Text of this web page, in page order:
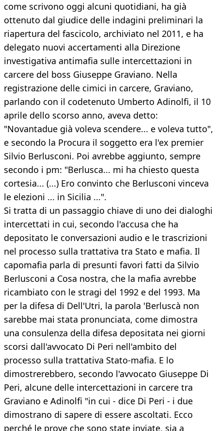
come scrivono oggi alcuni quotidiani, ha già
ottenuto dal giudice delle indagini preliminari la
riapertura del fascicolo, archiviato nel 2011, e ha
delegato nuovi accertamenti alla Direzione
investigativa antimafia sulle intercettazioni in
carcere del boss Giuseppe Graviano. Nella
registrazione delle cimici in carcere, Graviano,
parlando con il codetenuto Umberto Adinolfi, il 10
aprile dello scorso anno, aveva detto:
"Novantadue già voleva scendere... e voleva tutto",
e secondo la Procura il soggetto era l'ex premier
Silvio Berlusconi. Poi avrebbe aggiunto, sempre
secondo i pm: "Berlusca... mi ha chiesto questa
cortesia... (...) Ero convinto che Berlusconi vinceva
le elezioni ... in Sicilia ...".
Si tratta di un passaggio chiave di uno dei dialoghi
intercettati in cui, secondo l'accusa che ha
depositato le conversazioni audio e le trascrizioni
nel processo sulla trattativa tra Stato e mafia. Il
capomafia parla di presunti favori fatti da Silvio
Berlusconi a Cosa nostra, che la mafia avrebbe
ricambiato con le stragi del 1992 e del 1993. Ma
per la difesa di Dell'Utri, la parola 'Berluscà non
sarebbe mai stata pronunciata, come dimostra
una consulenza della difesa depositata nei giorni
scorsi dall'avvocato Di Peri nell'ambito del
processo sulla trattativa Stato-mafia. E lo
dimostrerebbero, secondo l'avvocato Giuseppe Di
Peri, alcune delle intercettazioni in carcere tra
Graviano e Adinolfi "in cui - dice Di Peri - i due
dimostrano di sapere di essere ascoltati. Ecco
perché le prove che sono state inviate, sia a